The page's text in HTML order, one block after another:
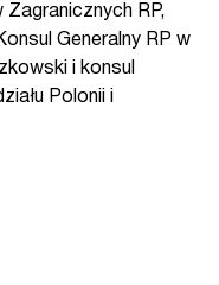
RP,
Generalny RP w
i konsul
Polonii i